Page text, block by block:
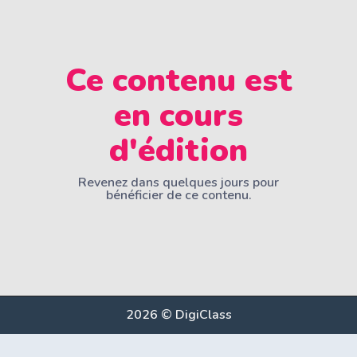
Ce contenu est
en cours
d'édition
Revenez dans quelques jours pour
bénéficier de ce contenu.
2026 © DigiClass